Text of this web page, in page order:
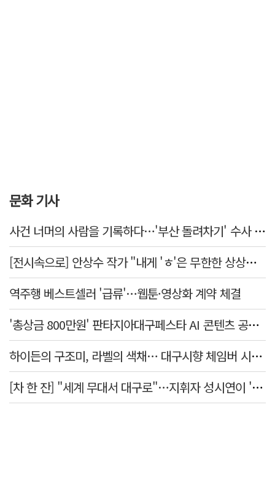
문화 기사
사건 너머의 사람을 기록하다…'부산 돌려차기' 수사 검사의 15년
[전시속으로] 안상수 작가 "내게 'ㅎ'은 무한한 상상을 일으키는 촉매"
역주행 베스트셀러 '급류'…웹툰·영상화 계약 체결
'총상금 800만원' 판타지아대구페스타 AI 콘텐츠 공모전 개최
하이든의 구조미, 라벨의 색채… 대구시향 체임버 시리즈 '주제와 색채'
[차 한 잔] "세계 무대서 대구로"…지휘자 성시연이 '유스 오케스트라'와 만든 무대